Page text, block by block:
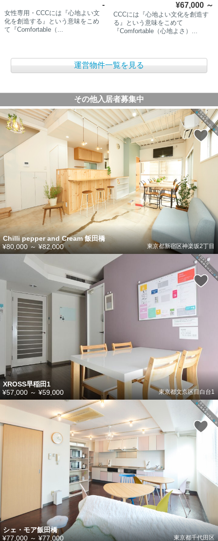
-
女性専用・CCCには『心地よい文
化を創造する』という意味をこめ
て『Comfortable（...
¥67,000 ～
CCCには『心地よい文化を創造す
る』という意味をこめて
『Comfortable（心地よさ）...
運営物件一覧を見る
その他入居者募集中
Chilli pepper and Cream 飯田橋
東京都新宿区神楽坂2丁目
¥80,000～¥82,000
XROSS早稲田1
東京都文京区目白台1
¥57,000 ～ ¥59,000
シェ・モア飯田橋
東京都千代田区
¥77,000 ～ ¥77,000